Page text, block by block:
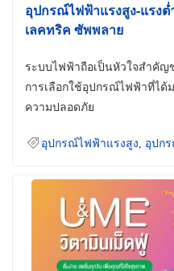
อุปกรณ์ไฟฟ้าแรงสูง-แรงต่
เลคทริค ซัพพลาย
ระบบไฟฟ้าถือเป็นหัวใจสำคัญ
การเลือกใช้อุปกรณ์ไฟฟ้าที่ไ
ความปลอดภัย
อุปกรณ์ไฟฟ้าแรงสูง อุปก